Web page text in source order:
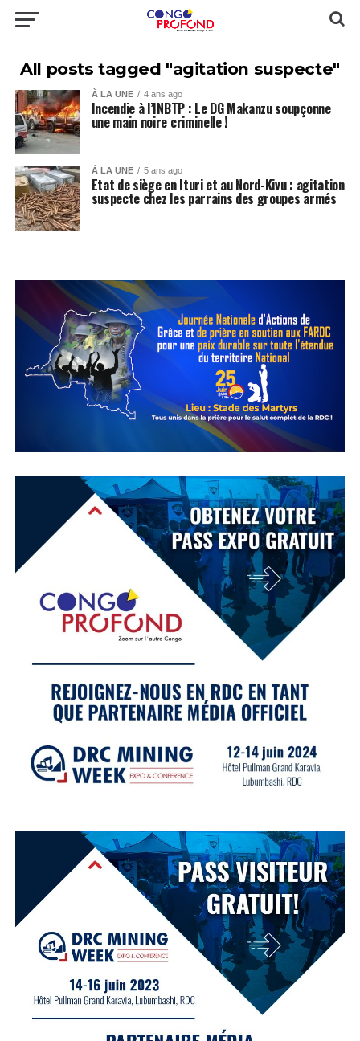
All posts tagged "agitation suspecte"
À LA UNE 4 ans ago
Incendie à l’INBTP : Le DG Makanzu soupçonne
une main noire criminelle !
À LA UNE 5 ans ago
Etat de siège en Ituri et au Nord-Kivu : agitation
suspecte chez les parrains des groupes armés